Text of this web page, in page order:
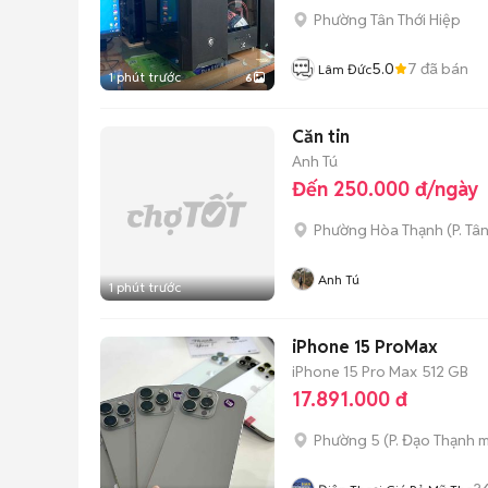
1 phút trước 6
Phường Tân Thới Hiệp
Lâm Đức5.0 7 đã bán
1 phút trước
Căn tin
Anh Tú
Đến 250.000 đ/ngày
Phường Hòa Thạnh (P.
Anh Tú
iPhone 15 ProMax
iPhone 15 Pro Max 512 GB
17.891.000 đ
Phường 5 (P. Đạo Thạnh